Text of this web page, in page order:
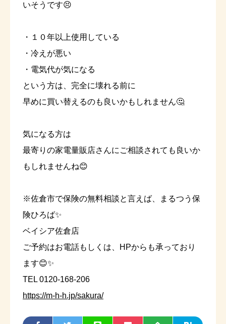
いそうです😣
・１０年以上使用している
・冷えが悪い
・電気代が気になる
という方は、完全に壊れる前に
早めに買い替えるのも良いかもしれません🤔
気になる方は
最寄りの家電量販店さんにご相談されても良いか
もしれませんね😊
※佐倉市で保険の無料相談と言えば、まるつう保
険ひろば✨
ベイシア佐倉店
ご予約はお電話もしくは、HPからも承っており
ます😊✨
TEL 0120-168-206
https://m-h-h.jp/sakura/